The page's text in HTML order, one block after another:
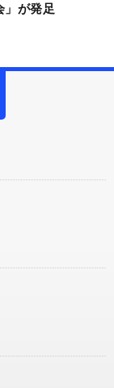
」が発足